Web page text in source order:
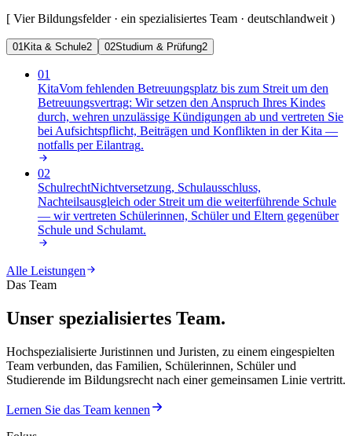
[ Vier Bildungsfelder · ein spezialisiertes Team · deutschlandweit)
01Kita & Schule2 02Studium & Prüfung2
01
KitaVom fehlenden Betreuungsplatz bis zum Streit um den
Betreuungsvertrag: Wir setzen den Anspruch Ihres Kindes
durch, wehren unzulässige Kündigungen ab und vertreten Sie
bei Aufsichtspflicht, Beiträgen und Konflikten in der Kita —
notfalls per Eilantrag.
02
SchulrechtNichtversetzung, Schulausschluss,
Nachteilsausgleich oder Streit um die weiterführende Schule
— wir vertreten Schülerinnen, Schüler und Eltern gegenüber
Schule und Schulamt.
Alle Leistungen
Das Team
Unser spezialisiertes Team.
Hochspezialisierte Juristinnen und Juristen, zu einem eingespielten
Team verbunden, das Familien, Schülerinnen, Schüler und
Studierende im Bildungsrecht nach einer gemeinsamen Linie vertritt.
Lernen Sie das Team kennen